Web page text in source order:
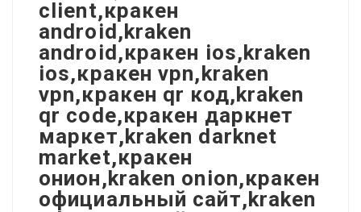
client,кракен
android,kraken
android,кракен ios,kraken
ios,кракен vpn,kraken
vpn,кракен qr код,kraken
qr code,кракен даркнет
маркет,kraken darknet
market,кракен
онион,kraken onion,кракен
официальный сайт,kraken